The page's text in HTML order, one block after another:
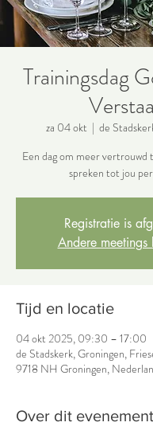
Trainingsdag
za 04 okt
  |
de
Een dag om meer vertrouwd
spreken tot jou
Registratie is
Andere meetings
Tijd en locatie
04 okt 2025, 09:30 – 17:00
de Stadskerk, Groningen,
9718 NH Groningen,
Over dit evenement